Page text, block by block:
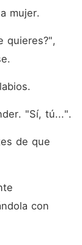
mujer.
quieres?",
de que
con